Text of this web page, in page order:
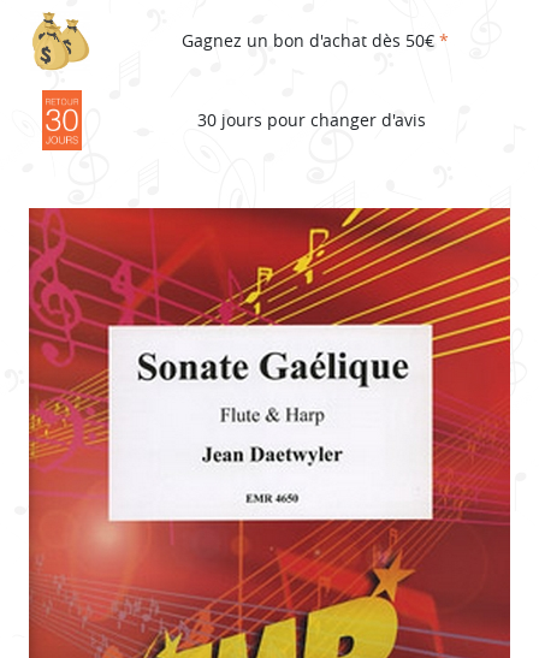
Gagnez un bon d'achat dès 50€ *
30 jours pour changer d'avis